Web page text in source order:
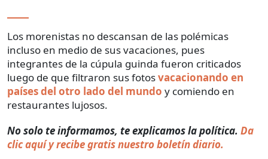
Los morenistas no descansan de las polémicas
incluso en medio de sus vacaciones, pues
integrantes de la cúpula guinda fueron criticados
luego de que filtraron sus fotosvacacionando en
países del otro lado del mundo y comiendo en
restaurantes lujosos.
No solo te informamos, te explicamos la política. Da
clic aquí y recibe gratis nuestro boletín diario.